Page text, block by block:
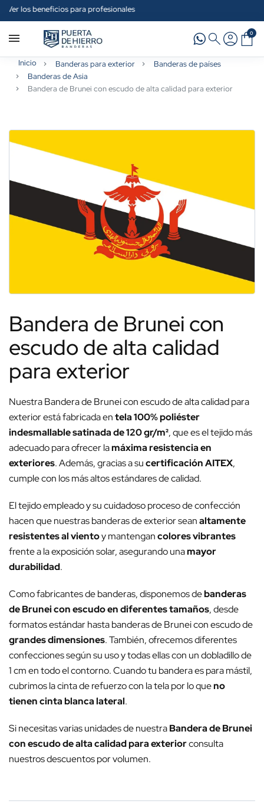
profesionales
0
Inicio Banderas para exterior
Banderas de países
Banderas de Asia
Bandera de Brunei con escudo de alta calidad para exterior
Bandera de Brunei con
escudo de alta calidad
para exterior
Nuestra Bandera de Brunei con escudo de alta calidad para
exterior está fabricada entela 100% poliéster
indesmallable satinada de 120 gr/m², que es el tejido más
adecuado para ofrecer lamáxima resistencia en
exteriores. Además, gracias a sucertificación AITEX,
cumple con los más altos estándares de calidad.
El tejido empleado y su cuidadoso proceso de confección
hacen que nuestras banderas de exterior seanaltamente
resistentes al vientoy mantengancolores vibrantes
frente a la exposición solar, asegurando unamayor
durabilidad.
Como fabricantes de banderas, disponemos debanderas
de Brunei con escudo en diferentes tamaños, desde
formatos estándar hasta banderas de Brunei con escudo de
grandes dimensiones. También, ofrecemos diferentes
confecciones según su uso y todas ellas con un dobladillo de
1 cm en todo el contorno. Cuando tu bandera es para mástil,
cubrimos la cinta de refuerzo con la tela por lo queno
tienen cinta blanca lateral.
Si necesitas varias unidades de nuestraBandera de Brunei
con escudo de alta calidad para exteriorconsulta
nuestros descuentos por volumen.